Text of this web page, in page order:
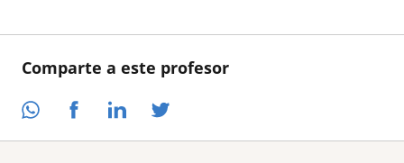
Comparte a este profesor